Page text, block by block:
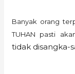
Banyak orang
TUHAN pasti
tidak disangka-